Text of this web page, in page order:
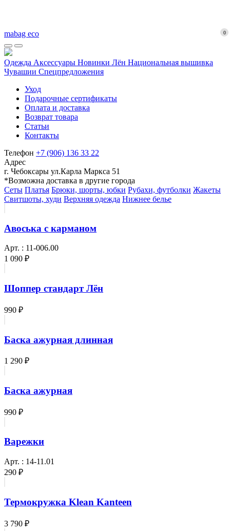
mabag eco
Одежда Аксессуары Новинки Лён Национальная вышивка
Чувашии Спецпредложения
Уход
Подарочные сертификаты
Оплата и доставка
Возврат товара
Статьи
Контакты
Телефон +7 (906) 136 33 22
Адрес
г. Чебоксары ул.Карла Маркса 51
*Возможна доставка в другие города
Сеты Платья Брюки, шорты, юбки Рубахи, футболки Жакеты
Свитшоты, худи Верхняя одежда Нижнее белье
Авоська с карманом
Арт. : 11-006.00
1 090 ₽
Шоппер стандарт Лён
990 ₽
Баска ажурная длинная
1 290 ₽
Баска ажурная
990 ₽
Варежки
Арт. : 14-11.01
290 ₽
Термокружка Klean Kanteen
3 790 ₽
0